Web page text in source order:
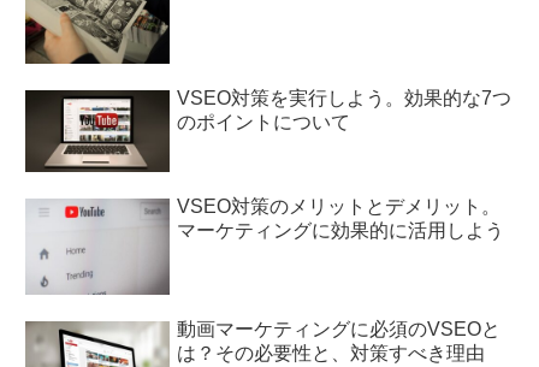
VSEO対策を実行しよう。効果的な7つ
のポイントについて
VSEO対策のメリットとデメリット。
マーケティングに効果的に活用しよう
動画マーケティングに必須のVSEOと
は？その必要性と、対策すべき理由